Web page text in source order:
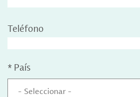
Teléfono
* País
- Seleccionar -